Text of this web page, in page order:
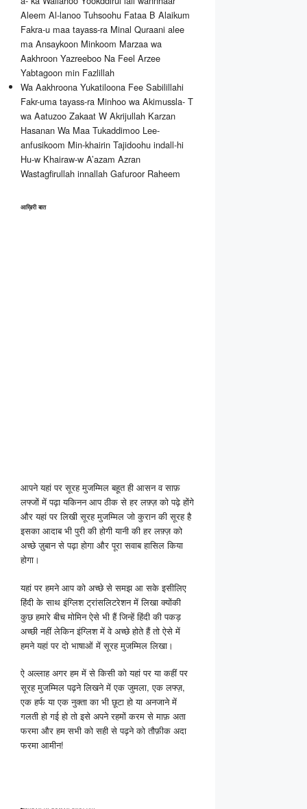
Aleem Al-lanoo Tuhsoohu Fataa B Alaikum
Fakra-u maa tayass-ra Minal Quraani alee
ma Ansaykoon Minkoom Marzaa wa
Aakhroon Yazreeboo Na Feel Arzee
Yabtagoon min Fazlillah
Wa Aakhroona Yukatiloona Fee Sabilillahi
Fakr-uma tayass-ra Minhoo wa Akimussla- T
wa Aatuzoo Zakaat W Akrijullah Karzan
Hasanan Wa Maa Tukaddimoo Lee-
anfusikoom Min-khairin Tajidoohu indall-hi
Hu-w Khairaw-w A’azam Azran
Wastagfirullah innallah Gafuroor Raheem
आख़िरी बात
आपने यहां पर सूरह मुजम्मिल बहूत ही आसन व साफ़
लफ्जों में पढ़ा यकिनन आप ठीक से हर लफ़्ज़ को पढ़े होंगे
और यहां पर लिखी सूरह मुजम्मिल जो कुरान की सूरह है
इसका आदाब भी पुरी की होगी यानी की हर लफ़्ज़ को
अच्छे ज़ुबान से पढ़ा होगा और पूरा सवाब हासिल किया
होगा।
यहां पर हमने आप को अच्छे से समझ आ सके इसीलिए
हिंदी के साथ इंग्लिश ट्रांसलिटरेशन में लिखा क्योंकी
कुछ हमारे बीच मोमिन ऐसे भी हैं जिन्हें हिंदी की पकड़
अच्छी नहीं लेकिन इंग्लिश में वे अच्छे होते हैं तो ऐसे में
हमने यहां पर दो भाषाओं में सूरह मुजम्मिल लिखा।
ऐ अल्लाह अगर हम में से किसी को यहां पर या कहीं पर
सूरह मुजम्मिल पढ़ने लिखने में एक जुमला, एक लफ्ज़,
एक हर्फ या एक नुक्ता का भी छूटा हो या अनजाने में
गलती हो गई हो तो इसे अपने रहमों करम से माफ़ अता
फरमा और हम सभी को सही से पढ़ने को तौफ़ीक अदा
फरमा आमीन!